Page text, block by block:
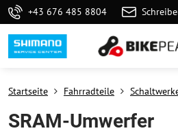
+43 676 485 8804
Startseite Fahrradteile
SRAM-Umwerfer